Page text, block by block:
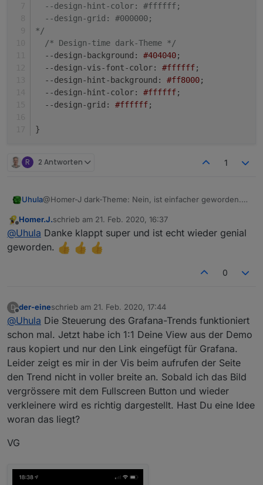
  /* Design-time dark-Theme */
  --design-background: #404040;
  --design-vis-font-color: #ffffff;
  --design-hint-background: #ff8000;
  --design-hint-color: #ffffff;
  --design-grid: #ffffff;
  */
  --design-hint-color: #ffffff;
  --design-grid: #000000;
*/
/* Design-time dark-Theme */
--design-background : #404040;
--design-vis-font-color: #ffffff;
--design-hint-background : #ff8000;
--design-hint-color: #ffffff;
--design-grid : #ffffff;
}
R 2 Antworten 1
Uhula@Homer-J dark-Theme: Nein, ist einfacher geworden.
Siehe meine Antwort an sigi234 direkt über deinem
Beitrag.
@mctomDas geht leider nicht, da die flex-Darstellung
zeilenorientiert arbeitet und innerhalb einer Zeile die
Elemente einzeilig angeordnet werden.
Lösungsansätze:
"mdui-cols-N" Angabe einen bis-Wert hinzufügt: "mdui-
cols-N-toc-M", Bsp: "mdui-cols-4-toc-6" - dann sieht es
optisch zumindest homogen aus
(c) dem content-Widget neben "mdui-flex" auch "mdui-
flex-column" zuweisen, dann erfolgt das "flexxen" nicht
zeilen-, sondern spaltenorientiert. Allerdings muss man
dann auch nach links statt nach unten scrollen, wenn
nicht alles auf den Screen passt
Offline
Homer.J.schrieb am 21. Feb. 2020, 16:37
zuletzt editiert von
@Uhula Danke klappt super und ist echt wieder genial
geworden.
0
D
Offline
der-eineschrieb am 21. Feb. 2020, 17:44
zuletzt editiert von
@Uhula Die Steuerung des Grafana-Trends funktioniert
schon mal. Jetzt habe ich 1:1 Deine View aus der Demo
raus kopiert und nur den Link eingefügt für Grafana.
Leider zeigt es mir in der Vis beim aufrufen der Seite
den Trend nicht in voller breite an. Sobald ich das Bild
vergrössere mit dem Fullscreen Button und wieder
verkleinere wird es richtig dargestellt. Hast Du eine Idee
woran das liegt?
VG